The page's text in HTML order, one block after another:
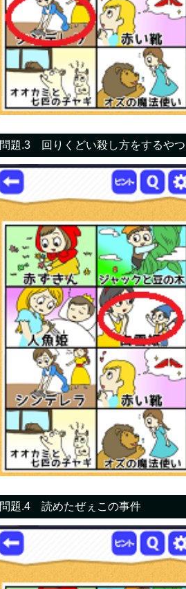
問題.3 回りくどい殺し方をするやつ
問題.4 読めたぜぇこの事件